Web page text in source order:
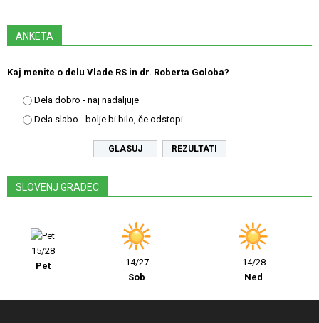
ANKETA
Kaj menite o delu Vlade RS in dr. Roberta Goloba?
Dela dobro - naj nadaljuje
Dela slabo - bolje bi bilo, če odstopi
REZULTATI
SLOVENJ GRADEC
15/28
Pet
14/27
Sob
14/28
Ned